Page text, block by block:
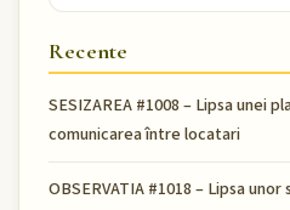
Recente
SESIZAREA #1008 – Lipsa unei
comunicarea între locatari
OBSERVATIA #1018 – Lipsa